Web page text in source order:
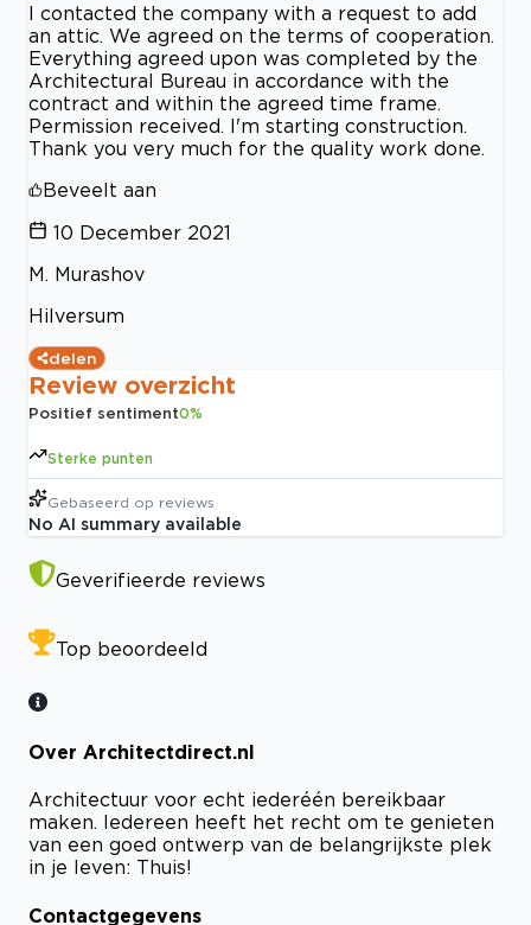
I contacted the company with a request to add
an attic. We agreed on the terms of cooperation.
Everything agreed upon was completed by the
Architectural Bureau in accordance with the
contract and within the agreed time frame.
Permission received. I'm starting construction.
Thank you very much for the quality work done.
Beveelt aan
10 December 2021
M. Murashov
Hilversum
delen
Review overzicht
Positief sentiment0%
Sterke punten
Gebaseerd op reviews
No AI summary available
Geverifieerde reviews
Top beoordeeld
Over Architectdirect.nl
Architectuur voor echt iederéén bereikbaar
maken. Iedereen heeft het recht om te genieten
van een goed ontwerp van de belangrijkste plek
in je leven: Thuis!
Contactgegevens